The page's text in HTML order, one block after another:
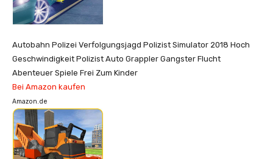
Autobahn Polizei Verfolgungsjagd Polizist Simulator 2018 Hoch
Geschwindigkeit Polizist Auto Grappler Gangster Flucht
Abenteuer Spiele Frei Zum Kinder
Bei Amazon kaufen
Amazon.de